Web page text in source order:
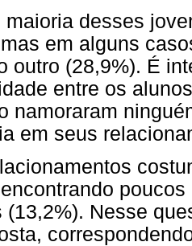
maioria desses
em alguns
outro (28,9%). É
entre os
namoraram
em seus
(13,2%). Nesse